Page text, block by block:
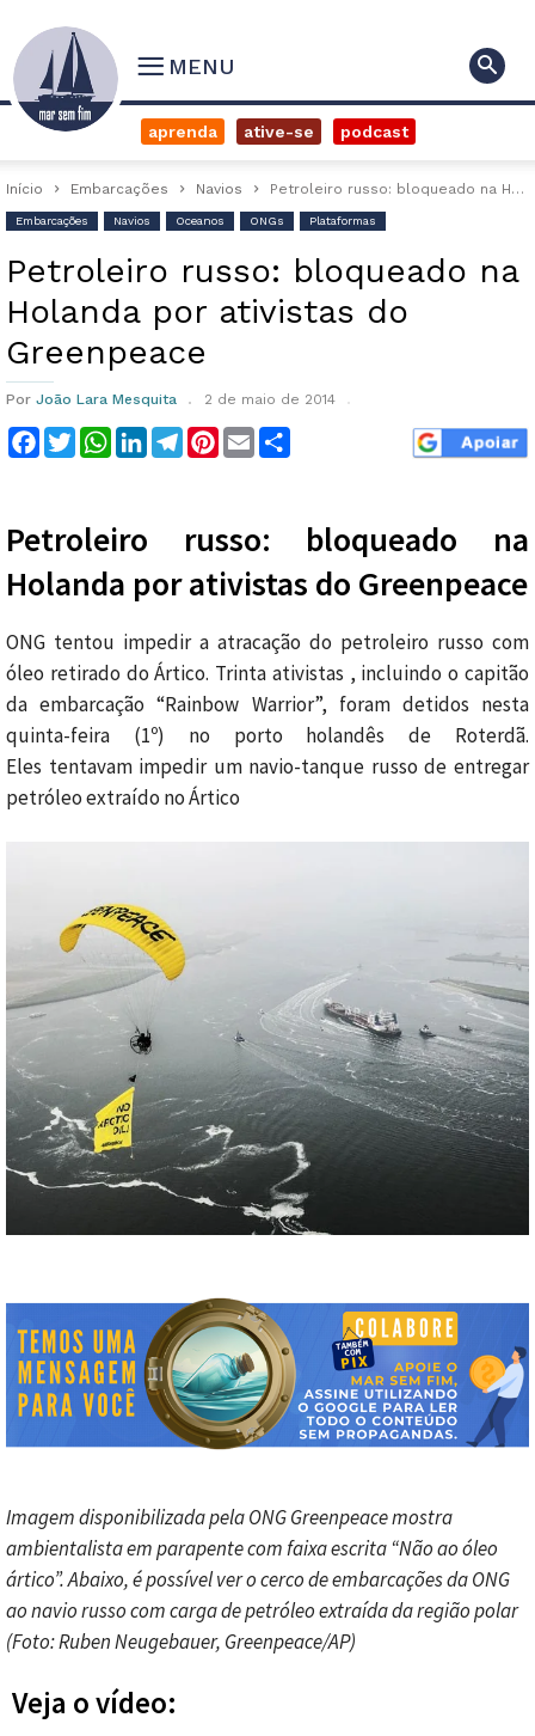
MENU
aprenda ative-se podcast
Início Embarcações Navios Petroleiro russo: bloqueado na Holanda por ativistas do Greenpeace
Embarcações Navios Oceanos ONGs Plataformas
Petroleiro russo: bloqueado na
Holanda por ativistas do
Greenpeace
Por João Lara Mesquita 2 de maio de 2014
Facebook
TwitterWhatsApp
LinkedInTelegram
Pinterest
Email
Petroleiro russo: bloqueado na
Holanda por ativistas do Greenpeace
ONG tentou impedir a atracação do petroleiro russo com
óleo retirado do Ártico. Trinta ativistas , incluindo o capitão
da embarcação “Rainbow Warrior”, foram detidos nesta
quinta-feira (1º) no porto holandês de Roterdã.
Eles tentavam impedir um navio-tanque russo de entregar
petróleo extraído no Ártico
Imagem disponibilizada pela ONG Greenpeace mostra
ambientalista em parapente com faixa escrita “Não ao óleo
ártico”. Abaixo, é possível ver o cerco de embarcações da ONG
ao navio russo com carga de petróleo extraída da região polar
(Foto: Ruben Neugebauer, Greenpeace/AP)
Veja o vídeo: